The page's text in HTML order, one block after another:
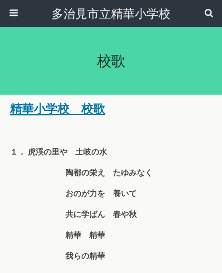
多治見市立精華小学校
校歌
精華小学校 校歌
１． 虎渓の里や 土岐の水
陶都の栄え たゆみなく
おのが力を 養いて
共に学ばん 春や秋
精華 精華
我らの精華